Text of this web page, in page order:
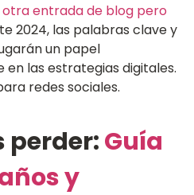
entrada de blog pero
2024, las palabras clave y
un papel
las estrategias digitales.
redes sociales.
perder:Guía
y